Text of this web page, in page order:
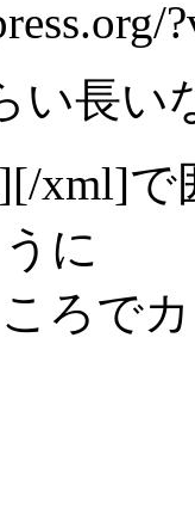
い長い
[/xml]で
に
ろで